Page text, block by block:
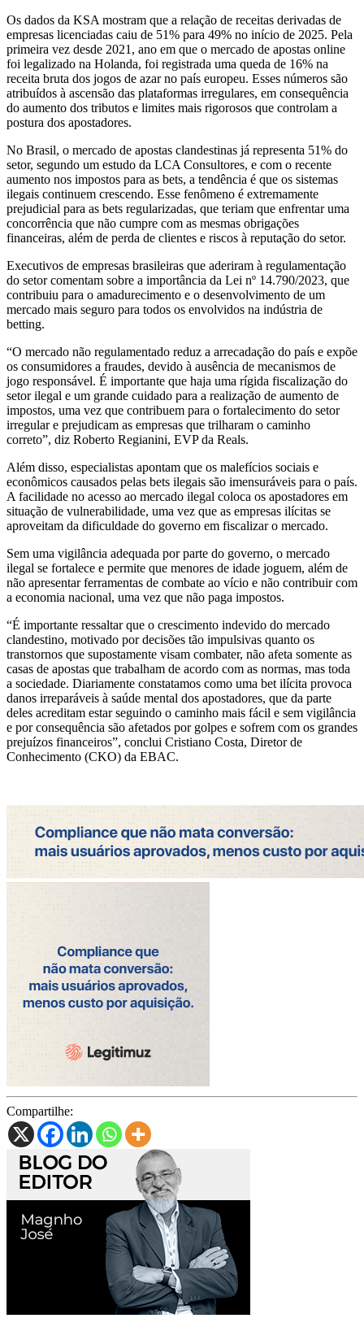
Os dados da KSA mostram que a relação de receitas derivadas de
empresas licenciadas caiu de 51% para 49% no início de 2025. Pela
primeira vez desde 2021, ano em que o mercado de apostas online
foi legalizado na Holanda, foi registrada uma queda de 16% na
receita bruta dos jogos de azar no país europeu. Esses números são
atribuídos à ascensão das plataformas irregulares, em consequência
do aumento dos tributos e limites mais rigorosos que controlam a
postura dos apostadores.
No Brasil, o mercado de apostas clandestinas já representa 51% do
setor, segundo um estudo da LCA Consultores, e com o recente
aumento nos impostos para as bets, a tendência é que os sistemas
ilegais continuem crescendo. Esse fenômeno é extremamente
prejudicial para as bets regularizadas, que teriam que enfrentar uma
concorrência que não cumpre com as mesmas obrigações
financeiras, além de perda de clientes e riscos à reputação do setor.
Executivos de empresas brasileiras que aderiram à regulamentação
do setor comentam sobre a importância da Lei nº 14.790/2023, que
contribuiu para o amadurecimento e o desenvolvimento de um
mercado mais seguro para todos os envolvidos na indústria de
betting.
“O mercado não regulamentado reduz a arrecadação do país e expõe
os consumidores a fraudes, devido à ausência de mecanismos de
jogo responsável. É importante que haja uma rígida fiscalização do
setor ilegal e um grande cuidado para a realização de aumento de
impostos, uma vez que contribuem para o fortalecimento do setor
irregular e prejudicam as empresas que trilharam o caminho
correto”, diz Roberto Regianini, EVP da Reals.
Além disso, especialistas apontam que os malefícios sociais e
econômicos causados pelas bets ilegais são imensuráveis para o país.
A facilidade no acesso ao mercado ilegal coloca os apostadores em
situação de vulnerabilidade, uma vez que as empresas ilícitas se
aproveitam da dificuldade do governo em fiscalizar o mercado.
Sem uma vigilância adequada por parte do governo, o mercado
ilegal se fortalece e permite que menores de idade joguem, além de
não apresentar ferramentas de combate ao vício e não contribuir com
a economia nacional, uma vez que não paga impostos.
“É importante ressaltar que o crescimento indevido do mercado
clandestino, motivado por decisões tão impulsivas quanto os
transtornos que supostamente visam combater, não afeta somente as
casas de apostas que trabalham de acordo com as normas, mas toda
a sociedade. Diariamente constatamos como uma bet ilícita provoca
danos irreparáveis à saúde mental dos apostadores, que da parte
deles acreditam estar seguindo o caminho mais fácil e sem vigilância
e por consequência são afetados por golpes e sofrem com os grandes
prejuízos financeiros”, conclui Cristiano Costa, Diretor de
Conhecimento (CKO) da EBAC.
Compartilhe: